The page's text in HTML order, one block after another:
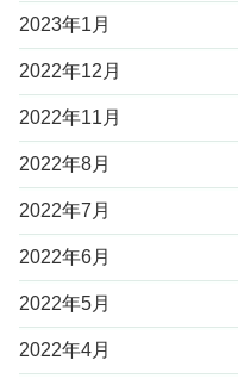
2023年1月
2022年12月
2022年11月
2022年8月
2022年7月
2022年6月
2022年5月
2022年4月